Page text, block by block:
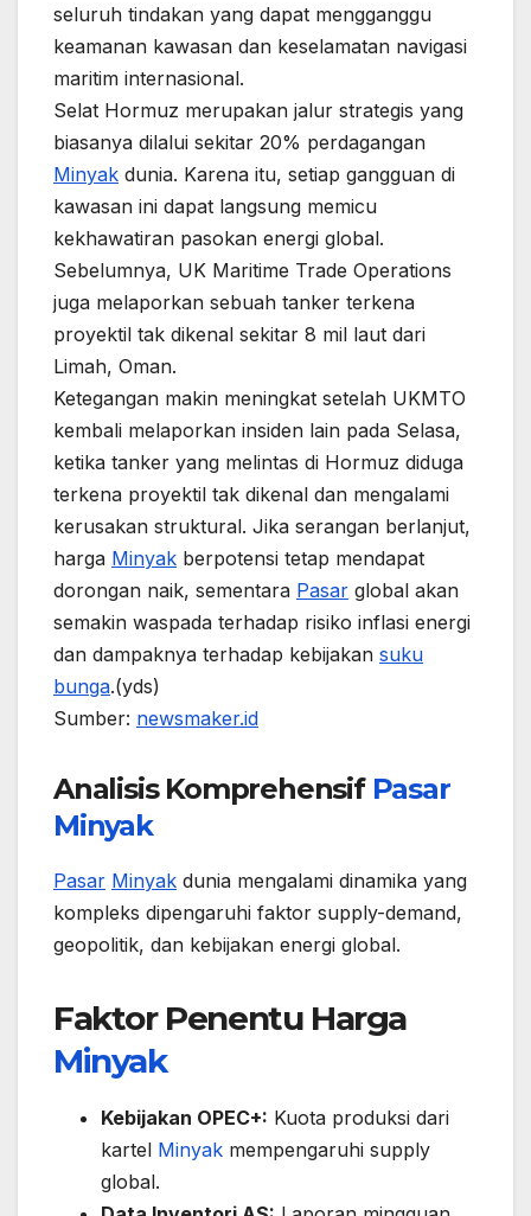
seluruh tindakan yang dapat mengganggu
keamanan kawasan dan keselamatan navigasi
maritim internasional.
Selat Hormuz merupakan jalur strategis yang
biasanya dilalui sekitar 20% perdagangan
Minyak dunia. Karena itu, setiap gangguan di
kawasan ini dapat langsung memicu
kekhawatiran pasokan energi global.
Sebelumnya, UK Maritime Trade Operations
juga melaporkan sebuah tanker terkena
proyektil tak dikenal sekitar 8 mil laut dari
Limah, Oman.
Ketegangan makin meningkat setelah UKMTO
kembali melaporkan insiden lain pada Selasa,
ketika tanker yang melintas di Hormuz diduga
terkena proyektil tak dikenal dan mengalami
kerusakan struktural. Jika serangan berlanjut,
harga Minyak berpotensi tetap mendapat
dorongan naik, sementara Pasar global akan
semakin waspada terhadap risiko inflasi energi
dan dampaknya terhadap kebijakan suku
bunga.(yds)
Sumber: newsmaker.id
Analisis Komprehensif Pasar
Minyak
Pasar Minyak dunia mengalami dinamika yang
kompleks dipengaruhi faktor supply-demand,
geopolitik, dan kebijakan energi global.
Faktor Penentu Harga
Minyak
Kebijakan OPEC+: Kuota produksi dari
kartel Minyak mempengaruhi supply
global.